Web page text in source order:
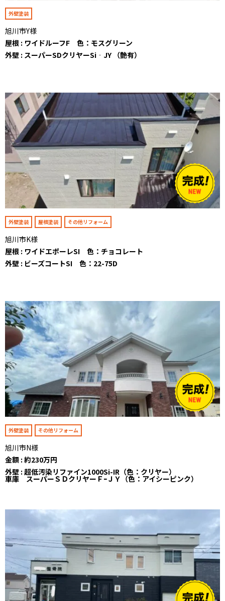
外壁塗装
旭川市Y様
屋根 : ワイドルーフF 色：モスグリーン
外壁 : スーパーSDクリヤーSi‐JY （艶有）
外壁塗装 屋根塗装 その他リフォーム
旭川市K様
屋根 : ワイドエポーレSI 色：チョコレート
外壁 : ビーズコートSI 色：22-75D
外壁塗装 その他リフォーム
旭川市N様
金額 : 約230万円
外壁 : 超低汚染リファイン1000Si-IR（色：クリヤー）
車庫 スーパーＳＤクリヤーＦｰＪＹ（色：アイシーピンク）